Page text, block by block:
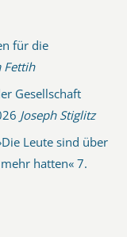
für die
Fettih
Gesellschaft
Joseph Stiglitz
Leute sind über
hatten« 7.